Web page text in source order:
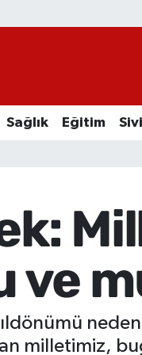
Sağlık Eğitim
ve
milletimiz,